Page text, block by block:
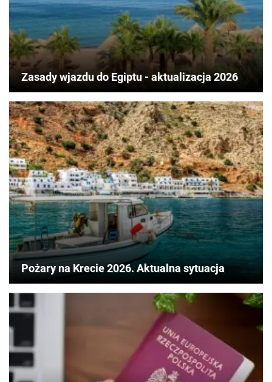
Zasady wjazdu do Egiptu - aktualizacja 2026
Pożary na Krecie 2026. Aktualna sytuacja